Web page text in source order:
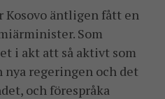
Kosovo äntligen fått en
Som
i akt att så aktivt som
nya regeringen och det
och förespråka